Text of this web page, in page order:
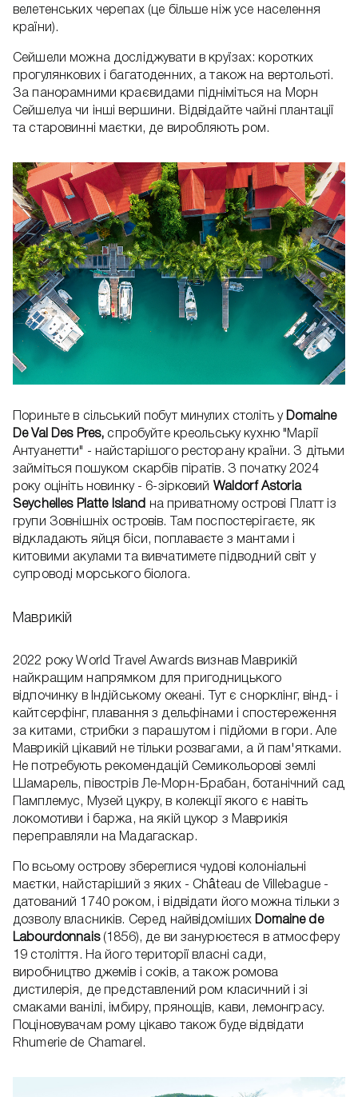
велетенських черепах (це більше ніж усе населення
країни).
Сейшели можна досліджувати в круїзах: коротких
прогулянкових і багатоденних, а також на вертольоті.
За панорамними краєвидами підніміться на Морн
Сейшелуа чи інші вершини. Відвідайте чайні плантації
та старовинні маєтки, де виробляють ром.
Пориньте в сільський побут минулих століть у Domaine
De Val Des Pres, спробуйте креольську кухню "Марії
Антуанетти" - найстарішого ресторану країни. З дітьми
займіться пошуком скарбів піратів. З початку 2024
року оцініть новинку - 6-зірковий Waldorf Astoria
Seychelles Platte Island на приватному острові Платт із
групи Зовнішніх островів. Там поспостерігаєте, як
відкладають яйця біси, поплаваєте з мантами і
китовими акулами та вивчатимете підводний світ у
супроводі морського біолога.
Маврикій
2022 року World Travel Awards визнав Маврикій
найкращим напрямком для пригодницького
відпочинку в Індійському океані. Тут є снорклінг, вінд- і
кайтсерфінг, плавання з дельфінами і спостереження
за китами, стрибки з парашутом і підйоми в гори. Але
Маврикій цікавий не тільки розвагами, а й пам'ятками.
Не потребують рекомендацій Семикольорові землі
Шамарель, півострів Ле-Морн-Брабан, ботанічний сад
Памплемус, Музей цукру, в колекції якого є навіть
локомотиви і баржа, на якій цукор з Маврикія
переправляли на Мадагаскар.
По всьому острову збереглися чудові колоніальні
маєтки, найстаріший з яких - Château de Villebague -
датований 1740 роком, і відвідати його можна тільки з
дозволу власників. Серед найвідоміших Domaine de
Labourdonnais(1856), де ви занурюєтеся в атмосферу
19 століття. На його території власні сади,
виробництво джемів і соків, а також ромова
дистилерія, де представлений ром класичний і зі
смаками ванілі, імбиру, прянощів, кави, лемонграсу.
Поціновувачам рому цікаво також буде відвідати
Rhumerie de Chamarel.